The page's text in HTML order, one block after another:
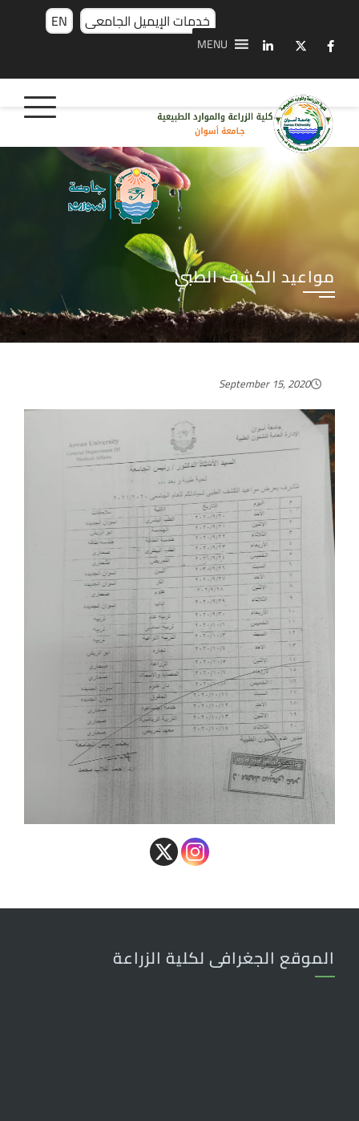
EN خدمات الإيميل الجامعى
MENU
مواعيد الكشف الطبي
September 15, 2020
الموقع الجغرافى لكلية الزراعة